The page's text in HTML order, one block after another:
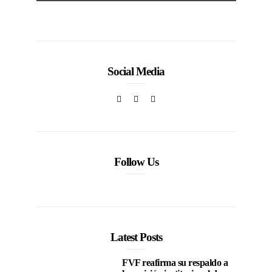
Social Media
Follow Us
Latest Posts
FVF reafirma su respaldo a